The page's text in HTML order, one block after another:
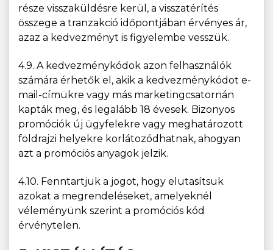
része visszaküldésre kerül, a visszatérítés
összege a tranzakció időpontjában érvényes ár,
azaz a kedvezményt is figyelembe vesszük.
4.9. A kedvezménykódok azon felhasználók
számára érhetők el, akik a kedvezménykódot e-
mail-címükre vagy más marketingcsatornán
kapták meg, és legalább 18 évesek. Bizonyos
promóciók új ügyfelekre vagy meghatározott
földrajzi helyekre korlátozódhatnak, ahogyan
azt a promóciós anyagok jelzik.
4.10. Fenntartjuk a jogot, hogy elutasítsuk
azokat a megrendeléseket, amelyeknél
véleményünk szerint a promóciós kód
érvénytelen.